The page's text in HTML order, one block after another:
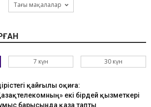
Тағы мақалалар
7 күн 30 күн
қайғылы оқиға:
екі бірдей қызметкері
барысында қаза тапты